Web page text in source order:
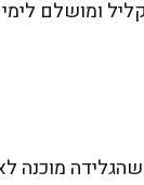
ומושלם
במקפיא עד שהגלידה